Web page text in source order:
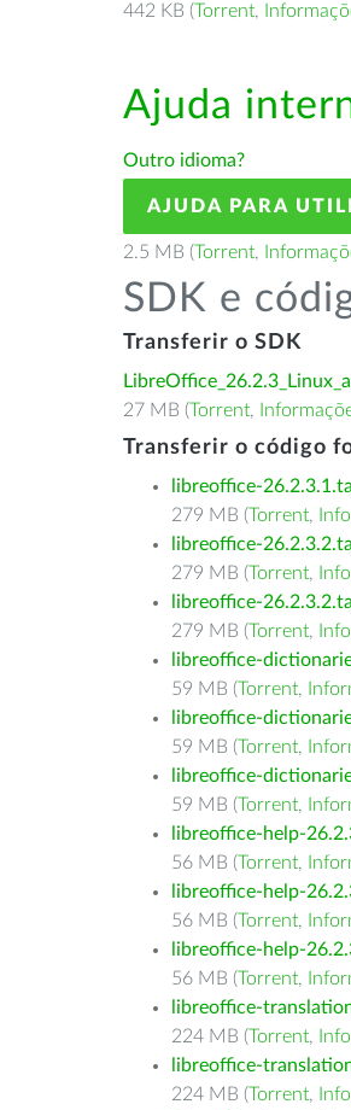
442 KB (Torrent,
Ajuda
Outro idioma?
AJUDA PARA
2.5 MB (Torrent,
SDK e
Transferir o SDK
27 MB (Torrent,
Transferir o código
libreoffice-
279 MB (Torrent,
libreoffice-
279 MB (Torrent,
libreoffice-
279 MB (Torrent,
libreoffice-
59 MB (Torrent,
libreoffice-
59 MB (Torrent,
libreoffice-
59 MB (Torrent,
libreoffice-help-
56 MB (Torrent,
libreoffice-help-
56 MB (Torrent,
libreoffice-help-
56 MB (Torrent,
libreoffice-
224 MB (Torrent,
libreoffice-
224 MB (Torrent,